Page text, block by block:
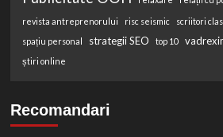
revista antreprenorului risc seismic scriitori
spațiu personal
strategii SEO top 10
știri online
Recomandari